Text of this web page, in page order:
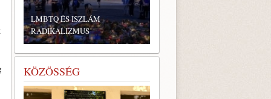
LMBTQ ÉS ISZLÁM
RADIKALIZMUS
KÖZÖSSÉG